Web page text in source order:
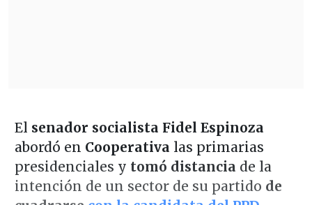
El senador socialista Fidel Espinoza
abordó en Cooperativa las primarias
presidenciales y tomó distancia de la
intención de un sector de su partido de